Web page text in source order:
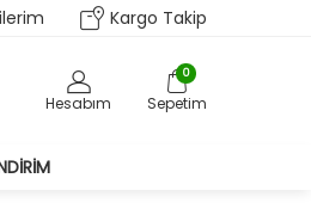
Kargo Takip
Hesabım
0
Sepetim